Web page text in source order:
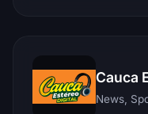
Cauca
News,